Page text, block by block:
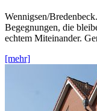
Wennigsen/
Begegnungen, die
echtem Miteinander.
[mehr]